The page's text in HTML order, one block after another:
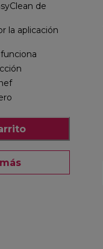
de
la aplicación